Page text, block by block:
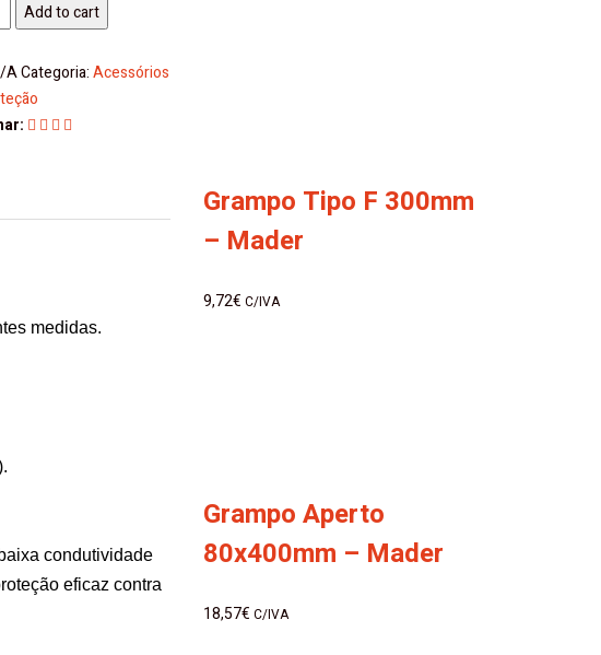
Add to cart
ACategoria: Acessórios
medidas.
condutividade
eficaz contra
Grampo Tipo F 300mm
– Mader
9,72€ C/IVA
Grampo Aperto
80x400mm – Mader
18,57€ C/IVA